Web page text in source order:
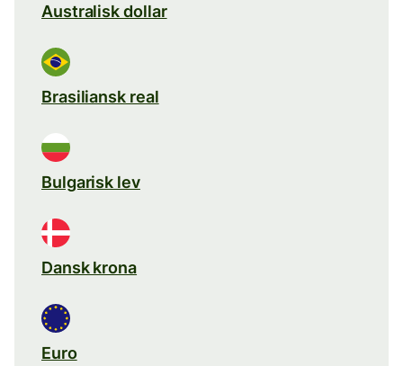
Australisk dollar
Brasiliansk real
Bulgarisk lev
Dansk krona
Euro